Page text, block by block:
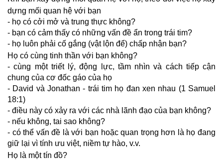
dựng mối quan hệ với bạn
- họ có cởi mở và trung thực không?
- bạn có cảm thấy có những vấn đề ẩn trong trái tim?
- họ luôn phải cố gắng (vật lộn để) chấp nhận bạn?
Họ có cùng tinh thần với bạn không?
- cùng một triết lý, động lực, tầm nhìn và cách tiếp cận
chung của cơ đốc gáo của họ
- David và Jonathan - trái tim họ đan xen nhau (1 Samuel
18:1)
- điều này có xảy ra với các nhà lãnh đạo của bạn không?
- nếu không, tai sao không?
- có thể vấn đề là với bạn hoặc quan trọng hơn là họ đang
giữ lại vì tính ưu việt, niềm tự hào, v.v.
Họ là một tín đồ?